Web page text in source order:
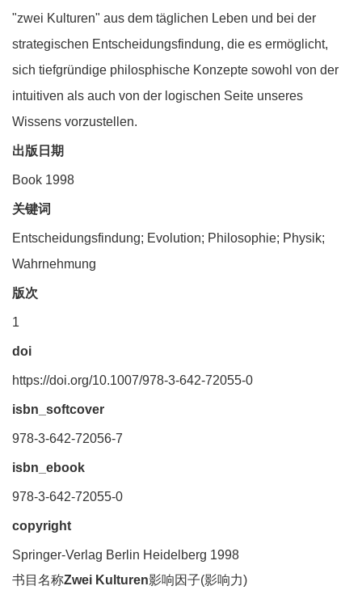
"zwei Kulturen" aus dem täglichen Leben und bei der
strategischen Entscheidungsfindung, die es ermöglicht,
sich tiefgründige philosphische Konzepte sowohl von der
intuitiven als auch von der logischen Seite unseres
Wissens vorzustellen.
出版日期
Book 1998
关键词
Entscheidungsfindung; Evolution; Philosophie; Physik;
Wahrnehmung
版次
1
doi
https://doi.org/10.1007/978-3-642-72055-0
isbn_softcover
978-3-642-72056-7
isbn_ebook
978-3-642-72055-0
copyright
Springer-Verlag Berlin Heidelberg 1998
书目名称Zwei Kulturen影响因子(影响力)